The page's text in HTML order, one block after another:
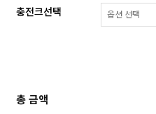
충전크선택
총 금액